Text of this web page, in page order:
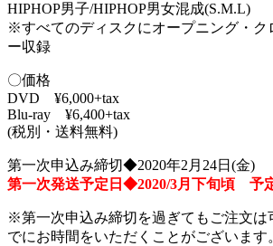
HIPHOP男子/HIPHOP男女混成(S.M.L)
※すべてのディスクにオープニング・ク
ー収録
〇価格
DVD ¥6,000+tax
Blu-ray ¥6,400+tax
(税別・送料無料)
第一次申込み締切◆2020年2月24日(金)
第一次発送予定日◆2020/3月下旬頃 予
※第一次申込み締切を過ぎてもご注文は
でにお時間をいただくことがございます